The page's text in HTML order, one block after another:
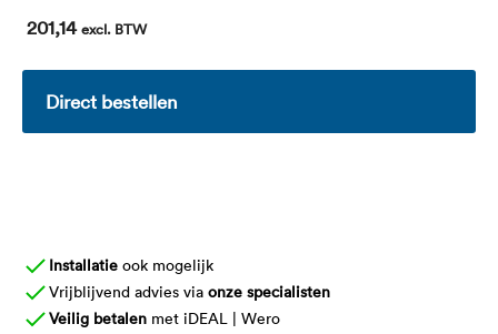
201,14 excl. BTW
Direct bestellen
Installatie ook mogelijk
Vrijblijvend advies via onze specialisten
Veilig betalen met iDEAL | Wero